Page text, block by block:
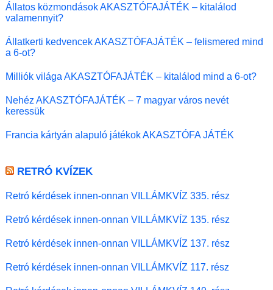
Állatos közmondások AKASZTÓFAJÁTÉK – kitalálod
valamennyit?
Állatkerti kedvencek AKASZTÓFAJÁTÉK – felismered mind
a 6-ot?
Milliók világa AKASZTÓFAJÁTÉK – kitalálod mind a 6-ot?
Nehéz AKASZTÓFAJÁTÉK – 7 magyar város nevét
keressük
Francia kártyán alapuló játékok AKASZTÓFA JÁTÉK
RETRÓ KVÍZEK
Retró kérdések innen-onnan VILLÁMKVÍZ 335. rész
Retró kérdések innen-onnan VILLÁMKVÍZ 135. rész
Retró kérdések innen-onnan VILLÁMKVÍZ 137. rész
Retró kérdések innen-onnan VILLÁMKVÍZ 117. rész